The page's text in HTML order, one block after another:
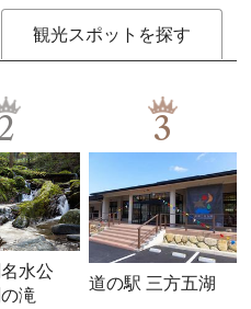
観光スポットを探す
水公
滝
3
道の駅 三方五湖